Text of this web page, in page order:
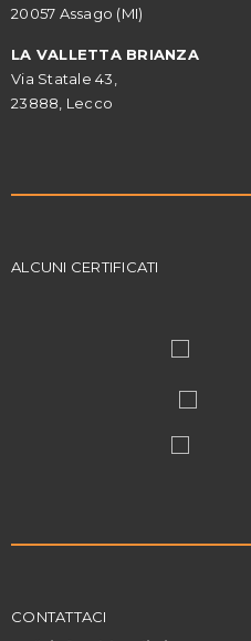
20057 Assago (MI)
LA VALLETTA BRIANZA
Via Statale 43,
23888, Lecco
ALCUNI CERTIFICATI
CONTATTACI